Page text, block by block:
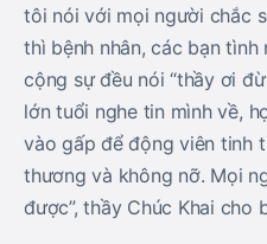
tôi nói với mọi người chắc
thì bệnh nhân, các bạn
cộng sự đều nói “thầy ơi
lớn tuổi nghe tin mình về,
vào gấp để động viên tinh
thương và không nỡ. Mọi
được”, thầy Chúc Khai cho